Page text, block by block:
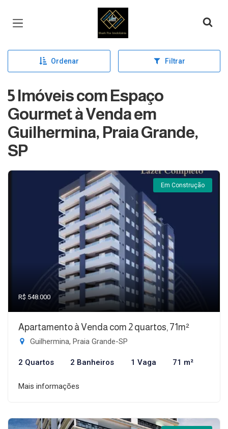
Página inicial
Ordenar Filtrar
5 Imóveis com Espaço
Gourmet à Venda em
Guilhermina, Praia Grande,
SP
Em Construção
R$ 548.000
Apartamento à Venda com 2 quartos, 71m²
Guilhermina, Praia Grande-SP
2 Quartos 2 Banheiros 1 Vaga 71 m²
Mais informações